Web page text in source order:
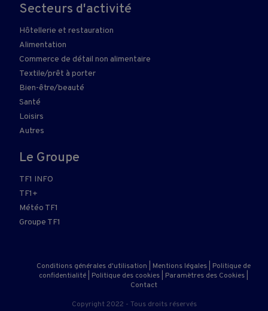
Secteurs d'activité
Hôtellerie et restauration
Alimentation
Commerce de détail non alimentaire
Textile/prêt à porter
Bien-être/beauté
Santé
Loisirs
Autres
Le Groupe
TF1 INFO
TF1+
Météo TF1
Groupe TF1
Conditions générales d'utilisation Mentions légales
Politique de
confidentialité
Politique des cookies Paramètres des Cookies
Contact
Copyright 2022 - Tous droits réservés